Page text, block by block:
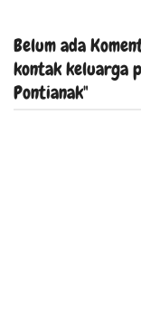
Belum ada
kontak keluarga
Pontianak"